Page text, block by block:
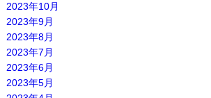
2023年10月
2023年9月
2023年8月
2023年7月
2023年6月
2023年5月